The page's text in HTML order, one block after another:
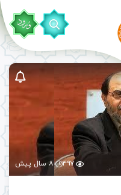
۴۹۷ ۸ سال پیش